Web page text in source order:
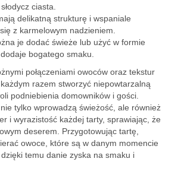
ciasta.
delikatną strukturę i wspaniale
z karmelowym nadzieniem.
je dodać świeże lub użyć w formie
bogatego smaku.
połączeniami owoców oraz tekstur
razem stworzyć niepowtarzalną
podniebienia domowników i gości.
tylko wprowadzą świeżość, ale również
i wyrazistość każdej tarty, sprawiając, że
deserem. Przygotowując tartę,
owoce, które są w danym momencie
temu danie zyska na smaku i